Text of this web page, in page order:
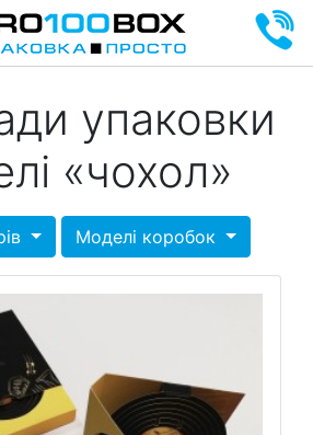
упаковки
«чохол»
Моделі коробок